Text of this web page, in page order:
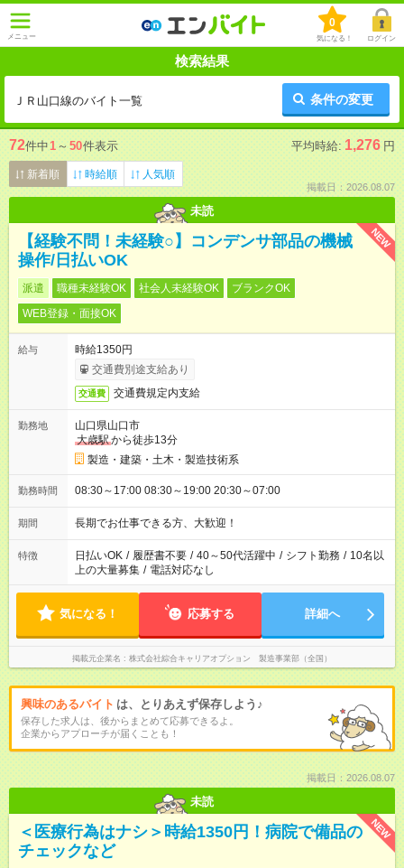
メニュー
0
気になる！ ログイン
検索結果
ＪＲ山口線のバイト一覧 条件の変更
72件中1 ～ 50件表示 平均時給: 1,276 円
新着順 時給順 人気順
掲載日：2026.08.07
未読
NEW
【経験不問！未経験○】コンデンサ部品の機械
操作/日払いOK
派遣 職種未経験OK 社会人未経験OK
ブランクOK
WEB登録・面接OK
給与
時給1350円
交通費別途支給あり
交通費 交通費規定内支給
勤務地
山口県山口市
大歳駅から徒歩13分
製造・建築・土木・製造技術系
勤務時間 08:30～17:00 08:30～19:00 20:30～07:00
期間 長期でお仕事できる方、大歓迎！
特徴 日払いOK / 履歴書不要 / 40～50代活躍中 / シフト勤務 / 10名以
上の大量募集 / 電話対応なし
気になる！ 応募する 詳細へ
掲載元企業名 株式会社綜合キャリアオプション 製造事業部（全国）
興味のあるバイト は、とりあえず保存しよう♪
保存した求人は、後からまとめて応募できるよ。
企業からアプローチが届くことも！
掲載日：2026.08.07
未読
NEW
＜医療行為はナシ＞時給1350円！病院で備品の
チェックなど